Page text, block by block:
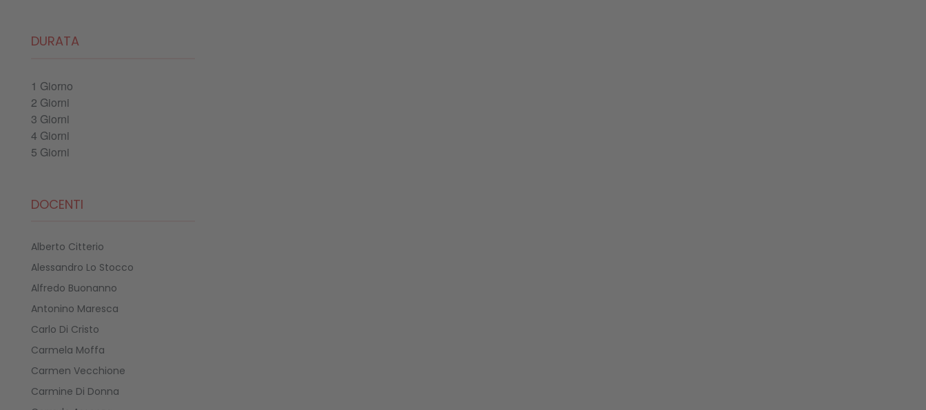
DURATA
1 Giorno
2 Giorni
3 Giorni
4 Giorni
5 Giorni
DOCENTI
Alberto Citterio
Alessandro Lo Stocco
Alfredo Buonanno
Antonino Maresca
Carlo Di Cristo
Carmela Moffa
Carmen Vecchione
Carmine Di Donna